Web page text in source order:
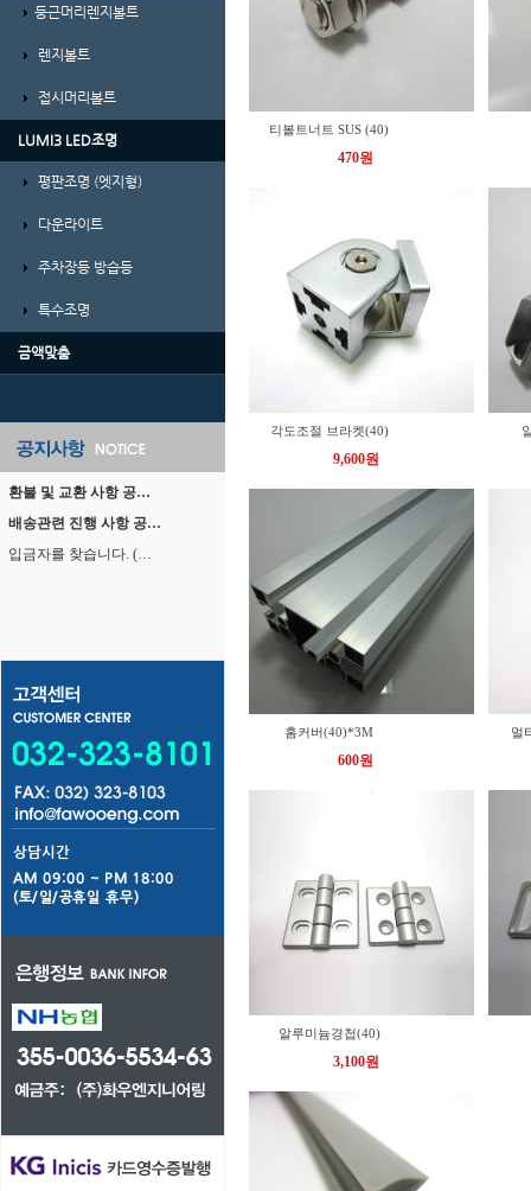
둥근머리렌지볼트
렌지볼트
접시머리볼트
LUMI3 LED조명
평판조명 (엣지형)
다운라이트
주차장등 방습등
특수조명
금액맞춤
환불 및 교환 사항 공…
배송관련 진행 사항 공…
입금자를 찾습니다. (…
티볼트너트 SUS (40)
470원
각도조절 브라켓(40)
9,600원
홈커버(40)*3M
600원
멀
알루미늄경첩(40)
3,100원